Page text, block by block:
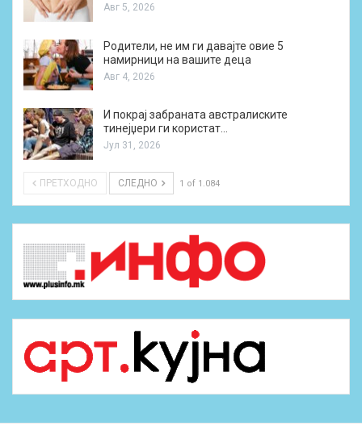
Авг 5, 2026
Родители, не им ги давајте овие 5
намирници на вашите деца
Авг 4, 2026
И покрај забраната австралиските
тинејџери ги користат…
Јул 31, 2026
ПРЕТХОДНО СЛЕДНО 1 of 1.084